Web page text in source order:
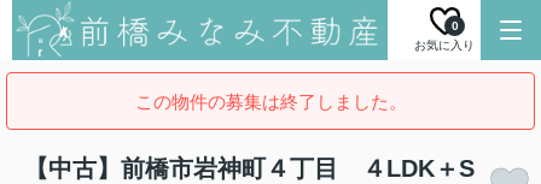
お気に入り
0
この物件の募集は終了しました。
【中古】前橋市岩神町４丁目 ４LDK＋S